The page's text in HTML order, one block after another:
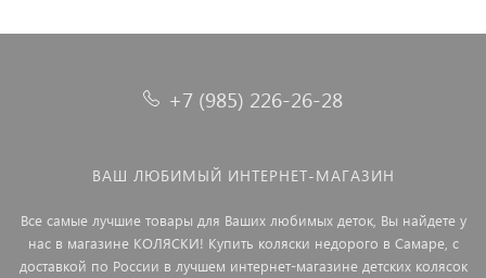
+7 (985) 226-26-28
ВАШ ЛЮБИМЫЙ ИНТЕРНЕТ-МАГАЗИН
Все самые лучшие товары для Ваших любимых деток, Вы найдете у
нас в магазине КОЛЯСКИ! Купить коляски недорого в Самаре, с
доставкой по России в лучшем интернет-магазине детских колясок